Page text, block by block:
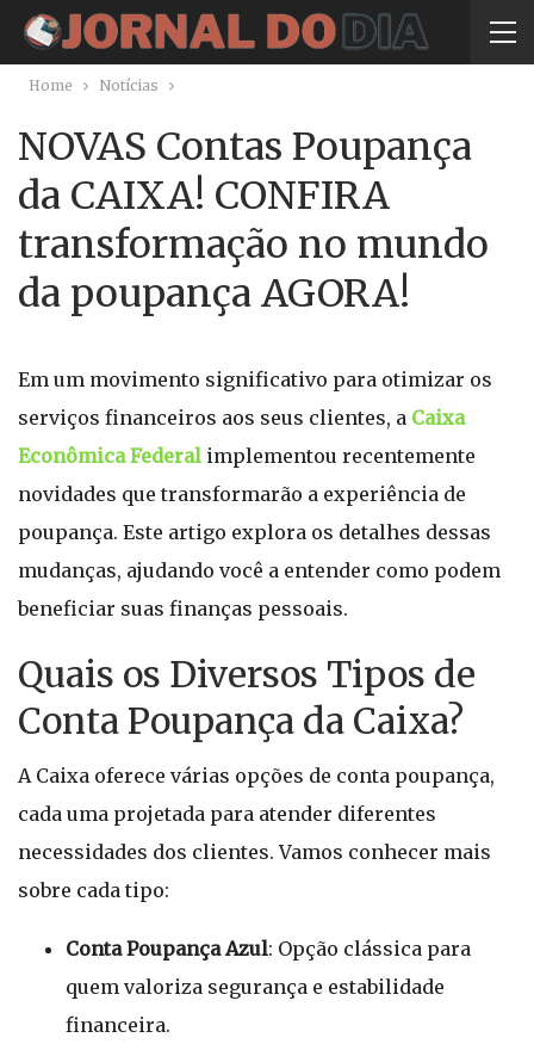
Home Notícias
NOVAS Contas Poupança
da CAIXA! CONFIRA
transformação no mundo
da poupança AGORA!
Em um movimento significativo para otimizar os
serviços financeiros aos seus clientes, a Caixa
Econômica Federal implementou recentemente
novidades que transformarão a experiência de
poupança. Este artigo explora os detalhes dessas
mudanças, ajudando você a entender como podem
beneficiar suas finanças pessoais.
Quais os Diversos Tipos de
Conta Poupança da Caixa?
A Caixa oferece várias opções de conta poupança,
cada uma projetada para atender diferentes
necessidades dos clientes. Vamos conhecer mais
sobre cada tipo:
Conta Poupança Azul: Opção clássica para
quem valoriza segurança e estabilidade
financeira.